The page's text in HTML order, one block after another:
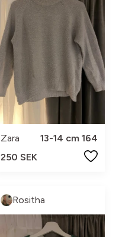
Zara
13-14 cm 164
250 SEK
Rositha